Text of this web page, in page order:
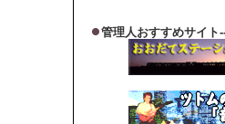
管理人おすすめサイト